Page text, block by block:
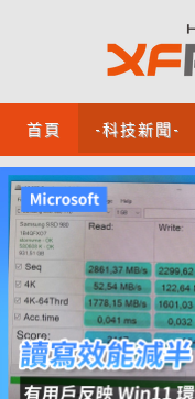
首頁 -科技新聞-